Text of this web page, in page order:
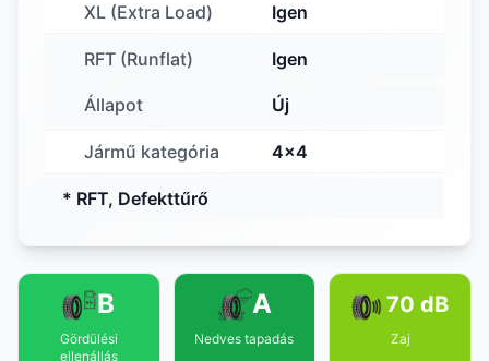
XL (Extra Load) Igen
RFT (Runflat) Igen
Állapot Új
Jármű kategória 4x4
* RFT, Defekttűrő
B
Gördülési
ellenállás
A
Nedves tapadás
70 dB
Zaj